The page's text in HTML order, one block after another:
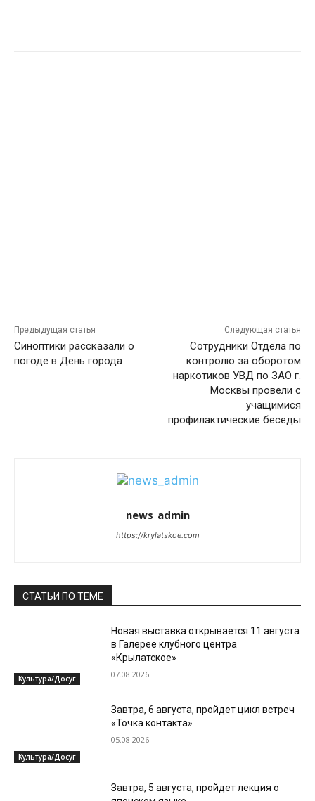
Предыдущая статья
Синоптики рассказали о
погоде в День города
Следующая статья
Сотрудники Отдела по
контролю за оборотом
наркотиков УВД по ЗАО г.
Москвы провели с
учащимися
профилактические беседы
news_admin
https://krylatskoe.com
СТАТЬИ ПО ТЕМЕ
Культура/Досуг
Новая выставка открывается 11 августа
в Галерее клубного центра
«Крылатское»
07.08.2026
Культура/Досуг
Завтра, 6 августа, пройдет цикл встреч
«Точка контакта»
05.08.2026
Завтра, 5 августа, пройдет лекция о